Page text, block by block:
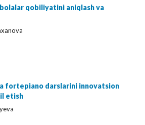
qobiliyatini aniqlash va
fortepiano darslarini innovatsion
etish